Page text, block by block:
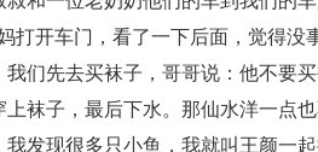
打开车门，看了一下后面，觉得
我们先去买袜子，哥哥说：他不要
上袜子，最后下水。那仙水洋一点
我发现很多只小鱼，我就叫王颜一